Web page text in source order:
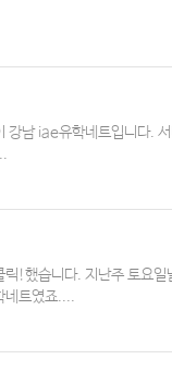
강남 iae유학네트입니다.
!했습니다. 지난주 토요
네트였죠....